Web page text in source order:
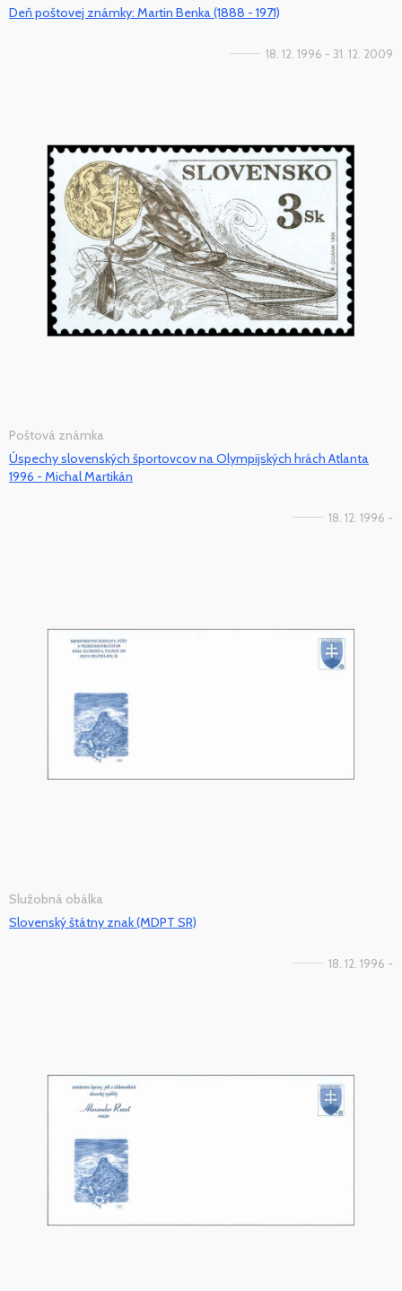
Deň poštovej známky: Martin Benka (1888 - 1971)
18. 12. 1996 - 31. 12. 2009
Poštová známka
Úspechy slovenských športovcov na Olympijských hrách Atlanta
1996 - Michal Martikán
18. 12. 1996 -
Služobná obálka
Slovenský štátny znak (MDPT SR)
18. 12. 1996 -